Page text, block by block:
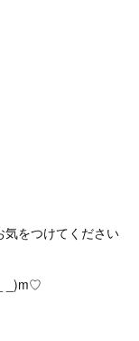
をつけてください
_)m♡